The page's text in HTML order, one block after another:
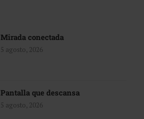
Mirada conectada
5 agosto, 2026
Pantalla que descansa
5 agosto, 2026